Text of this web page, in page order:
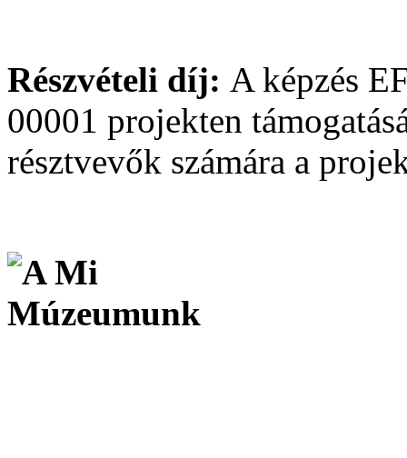
Részvételi díj: A képzés
00001 projekten
résztvevők számára a